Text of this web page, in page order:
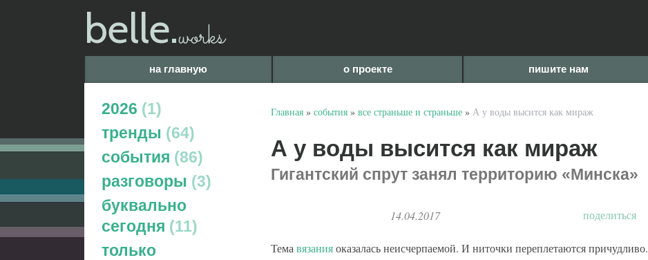
belle.works
на главную о проекте пишите нам
2026
1
тренды
64
события
86
разговоры
3
буквально
сегодня
11
только
Главная » события » все страньше и страньше » А у воды высится как мираж
А у воды высится как мираж
Гигантский спрут занял территорию «Минска»
14.04.2017 поделиться
Темавязанияоказалась неисчерпаемой. И ниточки переплетаются причудливо.